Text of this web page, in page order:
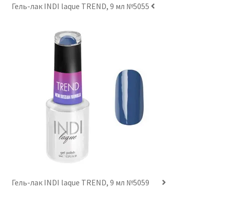
Гель-лак INDI laque TREND, 9 мл №5055
Гель-лак INDI laque TREND, 9 мл №5059